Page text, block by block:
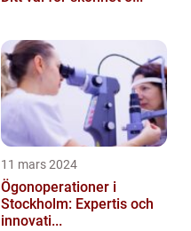
11 mars 2024
Ögonoperationer i
Stockholm: Expertis och
innovati...